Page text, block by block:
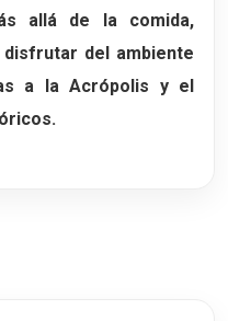
allá de la comida,
del ambiente
a la Acrópolis y el